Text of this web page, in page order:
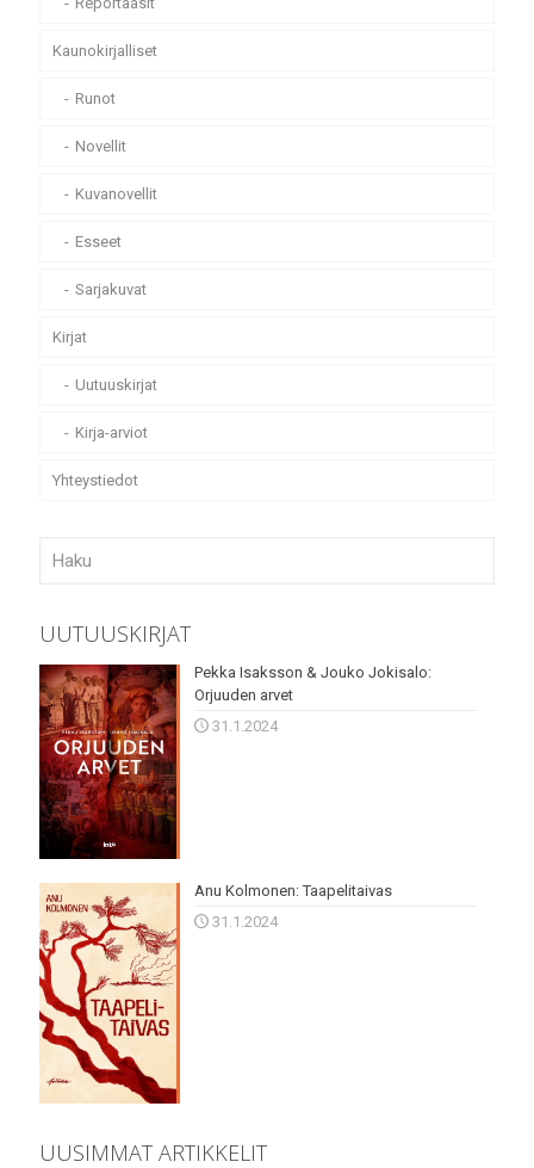
Kaunokirjalliset
Runot
Novellit
Kuvanovellit
Esseet
Sarjakuvat
Kirjat
Uutuuskirjat
Kirja-arviot
Yhteystiedot
UUTUUSKIRJAT
Pekka Isaksson & Jouko Jokisalo:
Orjuuden arvet
31.1.2024
Anu Kolmonen: Taapelitaivas
31.1.2024
UUSIMMAT ARTIKKELIT